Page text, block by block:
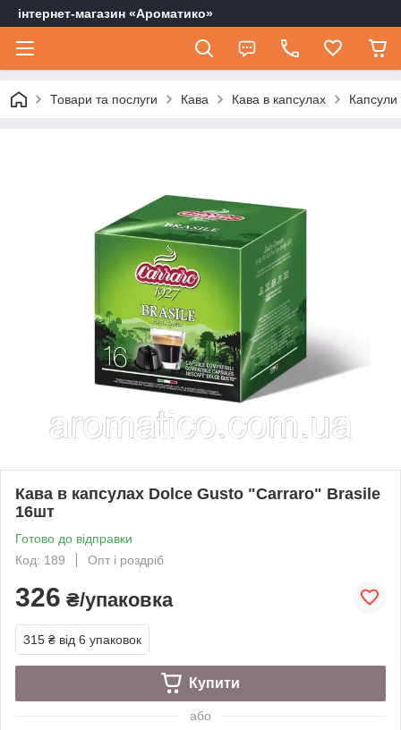
інтернет-магазин «Ароматико»
Товари та послуги Кава Кава в капсулах
Кава в капсулах Dolce Gusto "Carraro" Brasile
16шт
Готово до відправки
Код: 189
Опт і роздріб
326 ₴/упаковка
315 ₴ від 6 упаковок
Купити
або